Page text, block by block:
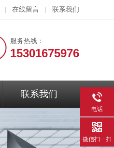
在线留言 联系我们
服务热线：
15301675976
联系我们
电话
微信扫一扫